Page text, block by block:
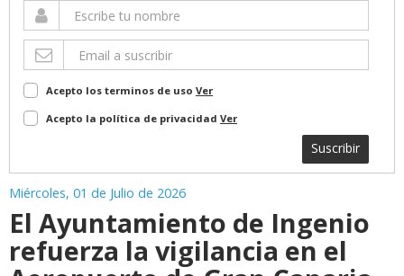
Acepto los terminos de uso Ver
Acepto la política de privacidad Ver
Suscribir
Miércoles, 01 de Julio de 2026
El Ayuntamiento de Ingenio
refuerza la vigilancia en el